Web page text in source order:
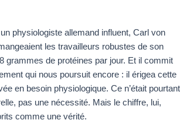
physiologiste allemand influent, Carl von
les travailleurs robustes de son
grammes de protéines par jour. Et il commit
qui nous poursuit encore : il érigea cette
en besoin physiologique. Ce n’était pourtant
pas une nécessité. Mais le chiffre, lui,
comme une vérité.